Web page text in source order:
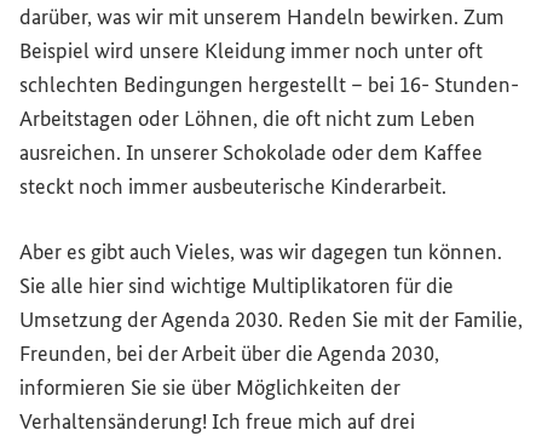
darüber, was wir mit unserem Handeln bewirken. Zum
Beispiel wird unsere Kleidung immer noch unter oft
schlechten Bedingungen hergestellt – bei 16- Stunden-
Arbeitstagen oder Löhnen, die oft nicht zum Leben
ausreichen. In unserer Schokolade oder dem Kaffee
steckt noch immer ausbeuterische Kinderarbeit.
Aber es gibt auch Vieles, was wir dagegen tun können.
Sie alle hier sind wichtige Multiplikatoren für die
Umsetzung der Agenda 2030. Reden Sie mit der Familie,
Freunden, bei der Arbeit über die Agenda 2030,
informieren Sie sie über Möglichkeiten der
Verhaltensänderung! Ich freue mich auf drei